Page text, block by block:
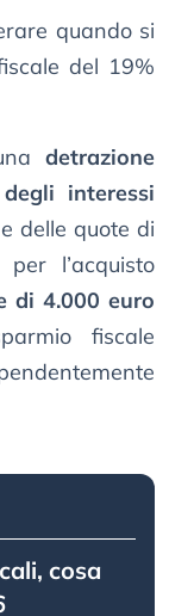
quando si
del 19%
detrazione
interessi
delle quote di
l’acquisto
di 4.000 euro
fiscale
cosa